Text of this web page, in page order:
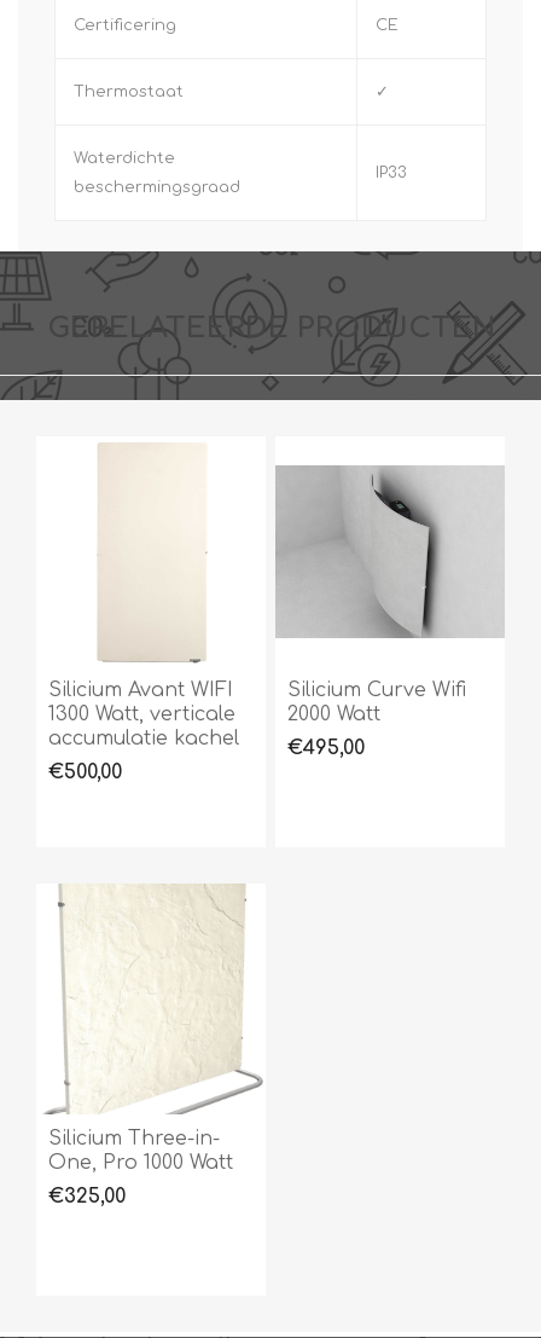
Certificering CE
Thermostaat ✓
Waterdichte
beschermingsgraad
IP33
GERELATEERDE PRODUCTEN
Silicium Avant WIFI
1300 Watt, verticale
accumulatie kachel
€500,00
Silicium Curve Wifi
2000 Watt
€495,00
Silicium Three-in-
One, Pro 1000 Watt
€325,00